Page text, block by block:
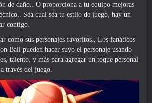
de daño.. O proporciona a tu equipo mejoras
Sea cual sea tu estilo de juego, hay un
contigo.
como sus personajes favoritos., Los fanáticos
Ball pueden hacer suyo el personaje usando
talento, y más para agregar un toque personal
través del juego.